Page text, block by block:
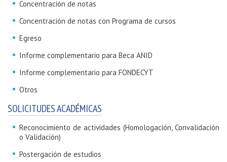
Concentración de notas
Concentración de notas con Programa de cursos
Egreso
Informe complementario para Beca ANID
Informe complementario para FONDECYT
Otros
SOLICITUDES ACADÉMICAS
Reconocimiento de actividades (Homologación, Convalidación
o Validación)
Postergación de estudios